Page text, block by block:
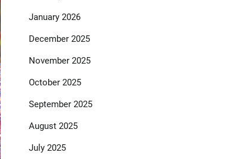
January 2026
December 2025
November 2025
October 2025
September 2025
August 2025
July 2025